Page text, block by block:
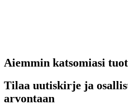
Aiemmin katsomiasi
Tilaa uutiskirje ja
arvontaan